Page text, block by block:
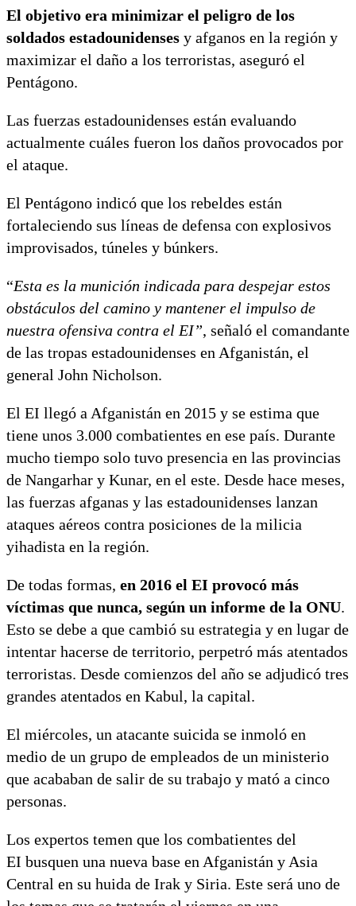
El objetivo era minimizar el peligro de los
soldados estadounidenses y afganos en la región y
maximizar el daño a los terroristas, aseguró el
Pentágono.
Las fuerzas estadounidenses están evaluando
actualmente cuáles fueron los daños provocados por
el ataque.
El Pentágono indicó que los rebeldes están
fortaleciendo sus líneas de defensa con explosivos
improvisados, túneles y búnkers.
“Esta es la munición indicada para despejar estos
obstáculos del camino y mantener el impulso de
nuestra ofensiva contra el EI”, señaló el comandante
de las tropas estadounidenses en Afganistán, el
general John Nicholson.
El EI llegó a Afganistán en 2015 y se estima que
tiene unos 3.000 combatientes en ese país. Durante
mucho tiempo solo tuvo presencia en las provincias
de Nangarhar y Kunar, en el este. Desde hace meses,
las fuerzas afganas y las estadounidenses lanzan
ataques aéreos contra posiciones de la milicia
yihadista en la región.
De todas formas, en 2016 el EI provocó más
víctimas que nunca, según un informe de la ONU.
Esto se debe a que cambió su estrategia y en lugar de
intentar hacerse de territorio, perpetró más atentados
terroristas. Desde comienzos del año se adjudicó tres
grandes atentados en Kabul, la capital.
El miércoles, un atacante suicida se inmoló en
medio de un grupo de empleados de un ministerio
que acababan de salir de su trabajo y mató a cinco
personas.
Los expertos temen que los combatientes del
EI busquen una nueva base en Afganistán y Asia
Central en su huida de Irak y Siria. Este será uno de